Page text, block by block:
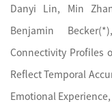
Danyi Lin, Min
Benjamin
Connectivity Profiles
Reflect Temporal
Emotional